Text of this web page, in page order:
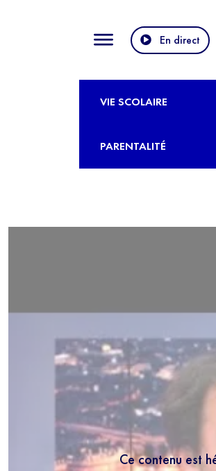
En direct
VIE SCOLAIRE
PARENTALITÉ
Ce contenu est